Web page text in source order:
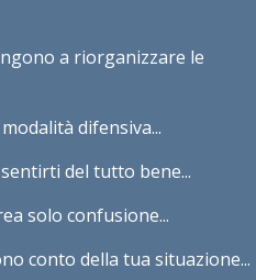
a riorganizzare le
difensiva...
del tutto bene...
solo confusione...
conto della tua situazione...